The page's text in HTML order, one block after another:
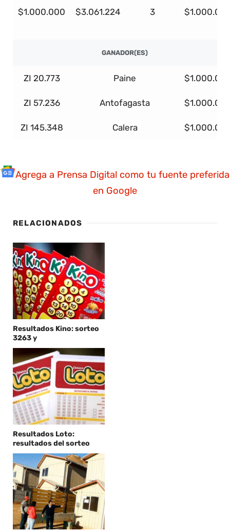
$1.000.000 $3.061.224 3
GANADOR(ES)
ZI 20.773 Paine
ZI 57.236 Antofagasta
ZI 145.348 Calera
Agrega a Prensa Digital como tu fuente preferida
en Google
RELACIONADOS
Resultados Kino: sorteo
3263 y
Resultados Loto:
resultados del sorteo